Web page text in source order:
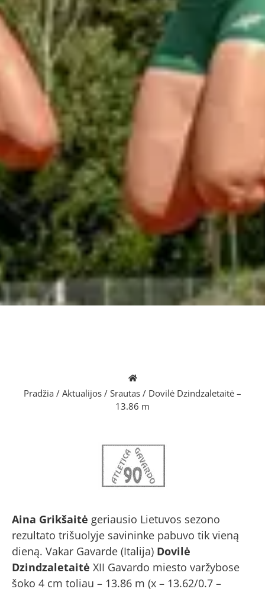
Pradžia / Aktualijos / Srautas / Dovilė Dzindzaletaitė –
13.86 m
Aina Grikšaitė geriausio Lietuvos sezono
rezultato trišuolyje savininke pabuvo tik vieną
dieną. Vakar Gavarde (Italija) Dovilė
Dzindzaletaitė XII Gavardo miesto varžybose
šoko 4 cm toliau – 13.86 m (x – 13.62/0.7 –